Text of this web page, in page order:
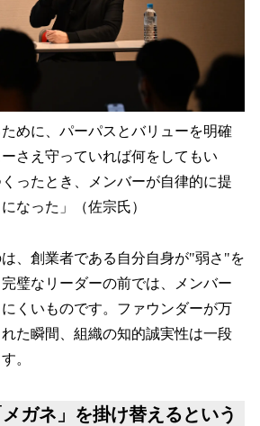
ために、パーパスとバリューを明確
さえ守っていれば何をしてもい
ったとき、メンバーが自律的に提
なった」（佐宗氏）
、創業者である自分自身が"弱さ"を
璧なリーダーの前では、メンバー
くいものです。ファウンダーが万
た瞬間、組織の知的誠実性は一段
。
メガネ」を掛け替えるという